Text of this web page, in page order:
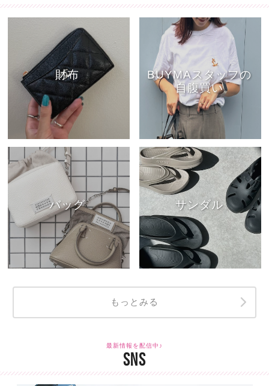
財布
BUYMAスタッフの
自腹買い
バッグ サンダル
もっとみる
最新情報を配信中♪
SNS